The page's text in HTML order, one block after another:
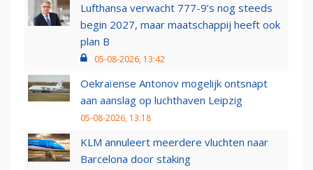
Lufthansa verwacht 777-9’s nog steeds
begin 2027, maar maatschappij heeft ook
plan B
05-08-2026, 13:42
Oekraïense Antonov mogelijk ontsnapt
aan aanslag op luchthaven Leipzig
05-08-2026, 13:18
KLM annuleert meerdere vluchten naar
Barcelona door staking